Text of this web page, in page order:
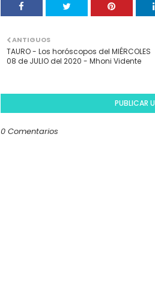
ANTIGUOS
TAURO - Los horóscopos del MIÉRCOLES
08 de JULIO del 2020 - Mhoni Vidente
PUBLICAR
0 Comentarios